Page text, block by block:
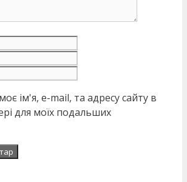
ім'я, e-mail, та адресу сайту в
для моїх подальших